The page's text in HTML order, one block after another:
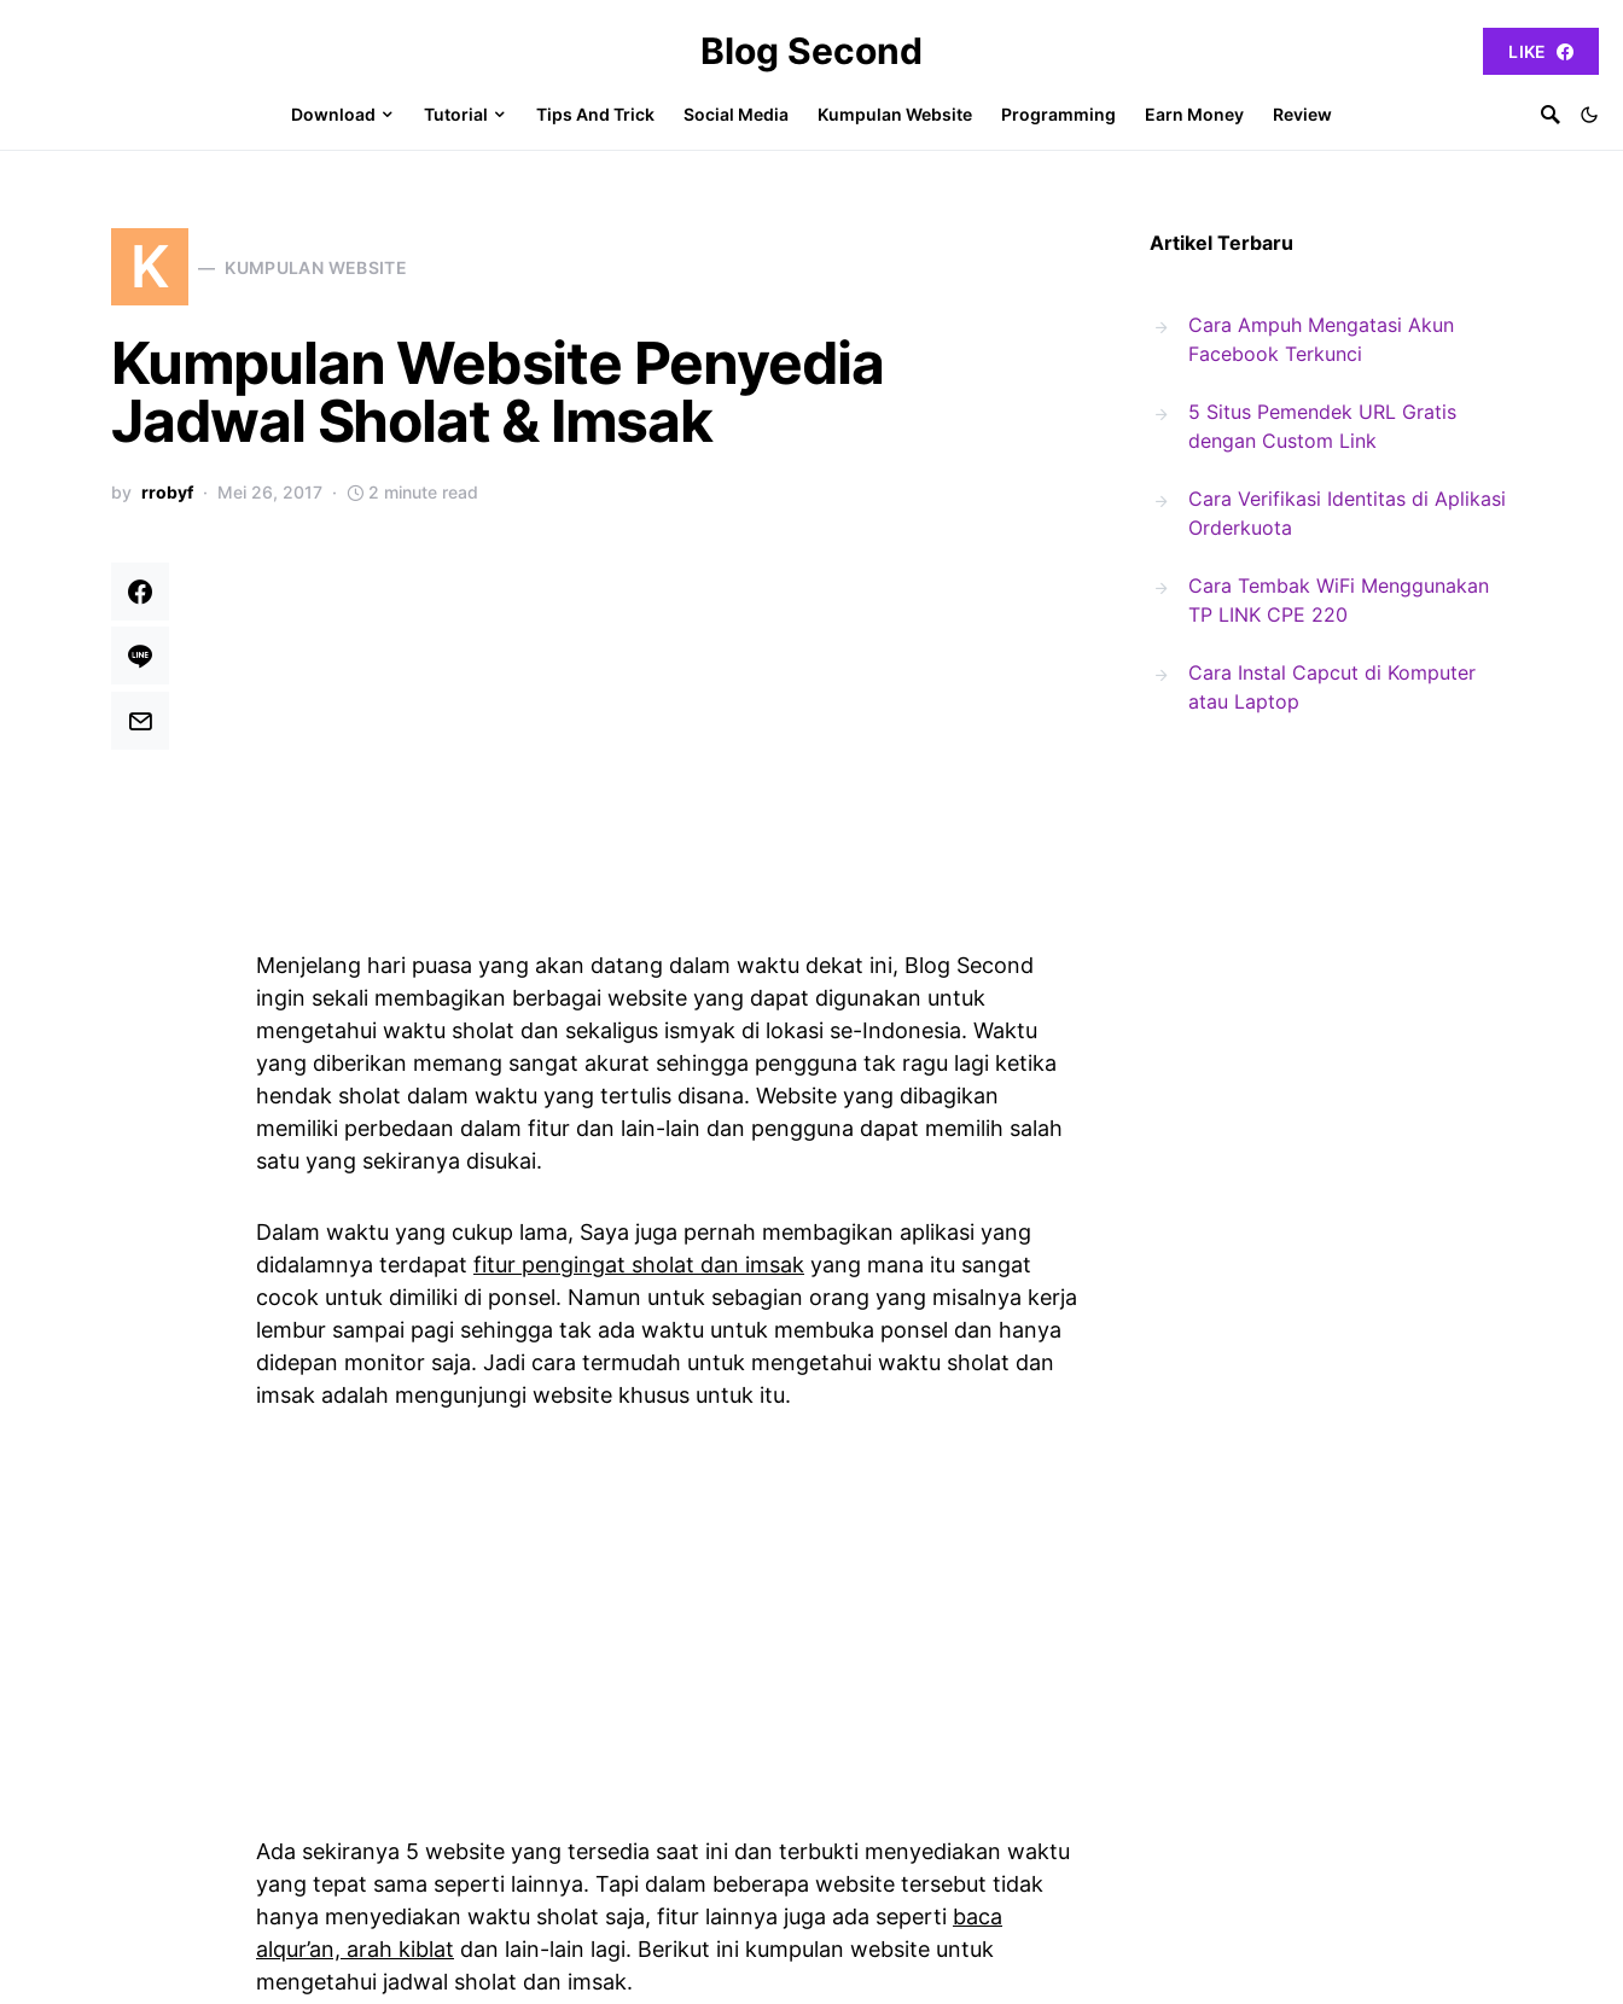
Blog Second LIKE
Download Tutorial Tips And Trick Social Media Kumpulan Website Programming Earn Money Review
K KUMPULAN WEBSITE
Kumpulan Website Penyedia
Jadwal Sholat & Imsak
by rrobyf Mei 26, 2017 2 minute read
Menjelang hari puasa yang akan datang dalam waktu dekat ini, Blog Second
ingin sekali membagikan berbagai website yang dapat digunakan untuk
mengetahui waktu sholat dan sekaligus ismyak di lokasi se-Indonesia. Waktu
yang diberikan memang sangat akurat sehingga pengguna tak ragu lagi ketika
hendak sholat dalam waktu yang tertulis disana. Website yang dibagikan
memiliki perbedaan dalam fitur dan lain-lain dan pengguna dapat memilih salah
satu yang sekiranya disukai.
Dalam waktu yang cukup lama, Saya juga pernah membagikan aplikasi yang
didalamnya terdapat fitur pengingat sholat dan imsak yang mana itu sangat
cocok untuk dimiliki di ponsel. Namun untuk sebagian orang yang misalnya kerja
lembur sampai pagi sehingga tak ada waktu untuk membuka ponsel dan hanya
didepan monitor saja. Jadi cara termudah untuk mengetahui waktu sholat dan
imsak adalah mengunjungi website khusus untuk itu.
Ada sekiranya 5 website yang tersedia saat ini dan terbukti menyediakan waktu
yang tepat sama seperti lainnya. Tapi dalam beberapa website tersebut tidak
hanya menyediakan waktu sholat saja, fitur lainnya juga ada seperti baca
alqur’an, arah kiblat dan lain-lain lagi. Berikut ini kumpulan website untuk
mengetahui jadwal sholat dan imsak.
Artikel Terbaru
Cara Ampuh Mengatasi Akun
Facebook Terkunci
5 Situs Pemendek URL Gratis
dengan Custom Link
Cara Verifikasi Identitas di Aplikasi
Orderkuota
Cara Tembak WiFi Menggunakan
TP LINK CPE 220
Cara Instal Capcut di Komputer
atau Laptop